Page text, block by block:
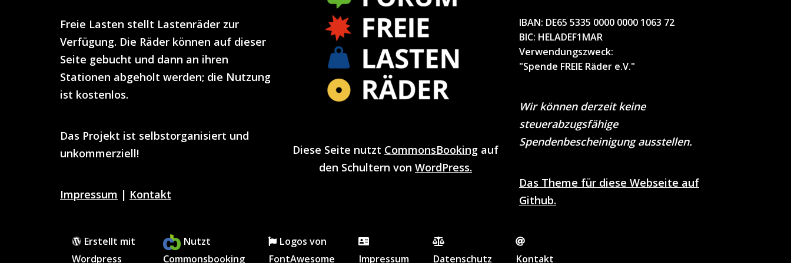
Freie Lasten stellt Lastenräder zur
Verfügung. Die Räder können auf dieser
Seite gebucht und dann an ihren
Stationen abgeholt werden; die Nutzung
ist kostenlos.
Das Projekt ist selbstorganisiert und
unkommerziell!
Impressum | Kontakt
Diese Seite nutzt CommonsBooking auf
den Schultern von WordPress.
IBAN: DE65 5335 0000 0000 1063 72
BIC: HELADEF1MAR
Verwendungszweck:
"Spende FREIE Räder e.V."
Wir können derzeit keine
steuerabzugsfähige
Spendenbescheinigung ausstellen.
Das Theme für diese Webseite auf
Github.
Erstellt mit
Wordpress
Nutzt
Commonsbooking
Logos von
FontAwesome
Impressum Datenschutz Kontakt